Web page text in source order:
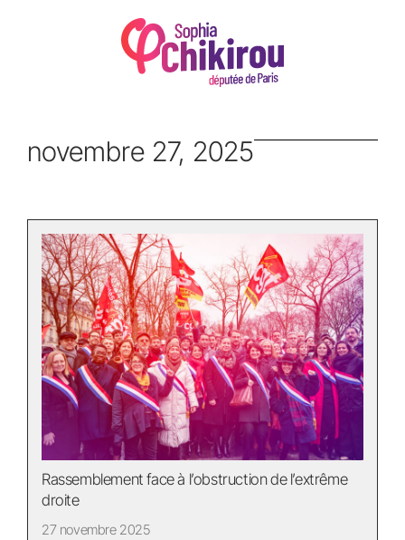
novembre 27, 2025
Rassemblement face à l’obstruction de l’extrême
droite
27 novembre 2025